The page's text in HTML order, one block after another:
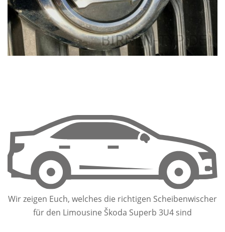
Wir zeigen Euch, welches die richtigen Scheibenwischer
für den Limousine Škoda Superb 3U4 sind